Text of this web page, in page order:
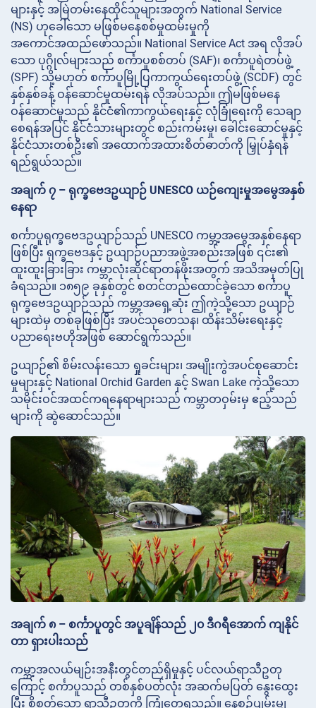
များနှင့် အမြဲတမ်းနေထိုင်သူများအတွက် National Service
(NS) ဟုခေါ်သော မဖြစ်မနေစစ်မှုထမ်းမှုကို
အကောင်အထည်ဖော်သည်။ National Service Act အရ လိုအပ်
သော ပုဂ္ဂိုလ်များသည် စင်္ကာပူစစ်တပ် (SAF)၊ စင်္ကာပူရဲတပ်ဖွဲ့
(SPF) သို့မဟုတ် စင်္ကာပူမြို့ပြကာကွယ်ရေးတပ်ဖွဲ့ (SCDF) တွင်
နှစ်နှစ်ခန့် ဝန်ဆောင်မှုထမ်းရန် လိုအပ်သည်။ ဤမဖြစ်မနေ
ဝန်ဆောင်မှုသည် နိုင်ငံ၏ကာကွယ်ရေးနှင့် လုံခြုံရေးကို သေချာ
စေရန်အပြင် နိုင်ငံသားများတွင် စည်းကမ်းမှု၊ ခေါင်းဆောင်မှုနှင့်
နိုင်ငံသားတစ်ဦး၏ အထောက်အထားစိတ်ဓာတ်ကို မြှုပ်နှံရန်
ရည်ရွယ်သည်။
အချက် ၇ – ရုက္ခဗေဒဥယျာဉ် UNESCO ယဉ်ကျေးမှုအမွေအနှစ်
နေရာ
စင်္ကာပူရုက္ခဗေဒဥယျာဉ်သည် UNESCO ကမ္ဘာ့အမွေအနှစ်နေရာ
ဖြစ်ပြီး ရုက္ခဗေဒနှင့် ဥယျာဉ်ပညာအဖွဲ့အစည်းအဖြစ် ၎င်း၏
ထူးထူးခြားခြား ကမ္ဘာလုံးဆိုင်ရာတန်ဖိုးအတွက် အသိအမှတ်ပြု
ခံရသည်။ ၁၈၅၉ ခုနှစ်တွင် စတင်တည်ထောင်ခဲ့သော စင်္ကာပူ
ရုက္ခဗေဒဥယျာဉ်သည် ကမ္ဘာ့အရှေ့ဆုံး ဤကဲ့သို့သော ဥယျာဉ်
များထဲမှ တစ်ခုဖြစ်ပြီး အပင်သုတေသန၊ ထိန်းသိမ်းရေးနှင့်
ပညာရေးဗဟိုအဖြစ် ဆောင်ရွက်သည်။
ဥယျာဉ်၏ စိမ်းလန်းသော ရှုခင်းများ၊ အမျိုးကွဲအပင်စုဆောင်း
မှုများနှင့် National Orchid Garden နှင့် Swan Lake ကဲ့သို့သော
သမိုင်းဝင်အထင်ကရနေရာများသည် ကမ္ဘာတဝှမ်းမှ ဧည့်သည်
များကို ဆွဲဆောင်သည်။
အချက် ၈ – စင်္ကာပူတွင် အပူချိန်သည် ၂၀ ဒီဂရီအောက် ကျနိုင်
တာ ရှားပါးသည်
ကမ္ဘာ့အလယ်မျဉ်းအနီးတွင်တည်ရှိမှုနှင့် ပင်လယ်ရာသီဥတု
ကြောင့် စင်္ကာပူသည် တစ်နှစ်ပတ်လုံး အဆက်မပြတ် နွေးထွေး
ပြီး စိုစွတ်သော ရာသီဥတုကို ကြုံတွေ့ရသည်။ နေ့စဉ်ပျမ်းမျှ